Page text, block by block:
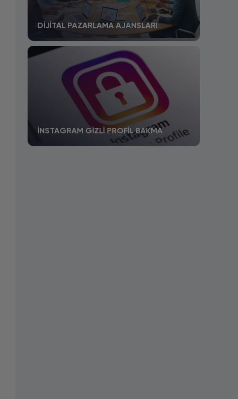
DIJITAL PAZARLAMA AJANSLARI
İNSTAGRAM GIZLI PROFIL BAKMA